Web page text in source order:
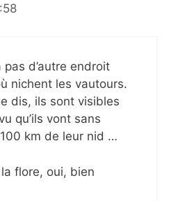
pas d’autre endroit
nichent les vautours.
dis, ils sont visibles
qu’ils vont sans
km de leur nid …
la flore, oui, bien